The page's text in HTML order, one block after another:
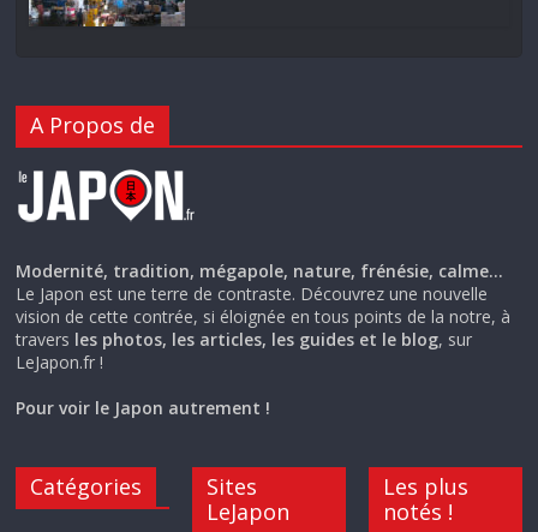
A Propos de
Modernité, tradition, mégapole, nature, frénésie, calme…
Le Japon est une terre de contraste. Découvrez une nouvelle
vision de cette contrée, si éloignée en tous points de la notre, à
travers les photos, les articles, les guides et le blog, sur
LeJapon.fr !
Pour voir le Japon autrement !
Catégories
Sites
LeJapon
Les plus
notés !